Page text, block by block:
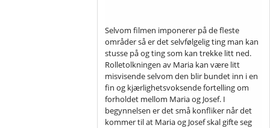
Selvom filmen imponerer på de fleste
områder så er det selvfølgelig ting man kan
stusse på og ting som kan trekke litt ned.
Rolletolkningen av Maria kan være litt
misvisende selvom den blir bundet inn i en
fin og kjærlighetsvoksende fortelling om
forholdet mellom Maria og Josef. I
begynnelsen er det små konfliker når det
kommer til at Maria og Josef skal gifte seg